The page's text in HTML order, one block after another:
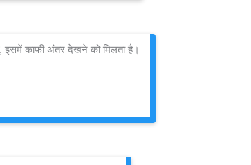
, इसमें काफी अंतर देखने को मिलता है।